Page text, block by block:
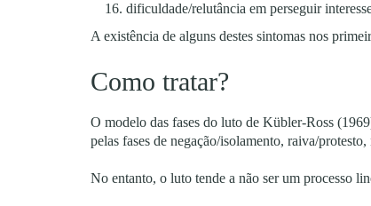
dificuldade/relutância em perseguir
A existência de alguns destes sintomas nos
Como tratar?
O modelo das fases do luto de Kübler-Ross
pelas fases de negação/isolamento, raiva/
No entanto, o luto tende a não ser um processo